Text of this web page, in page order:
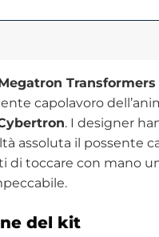
Transformers
capolavoro
. I designer
assoluta il possente
di toccare con mano
del kit